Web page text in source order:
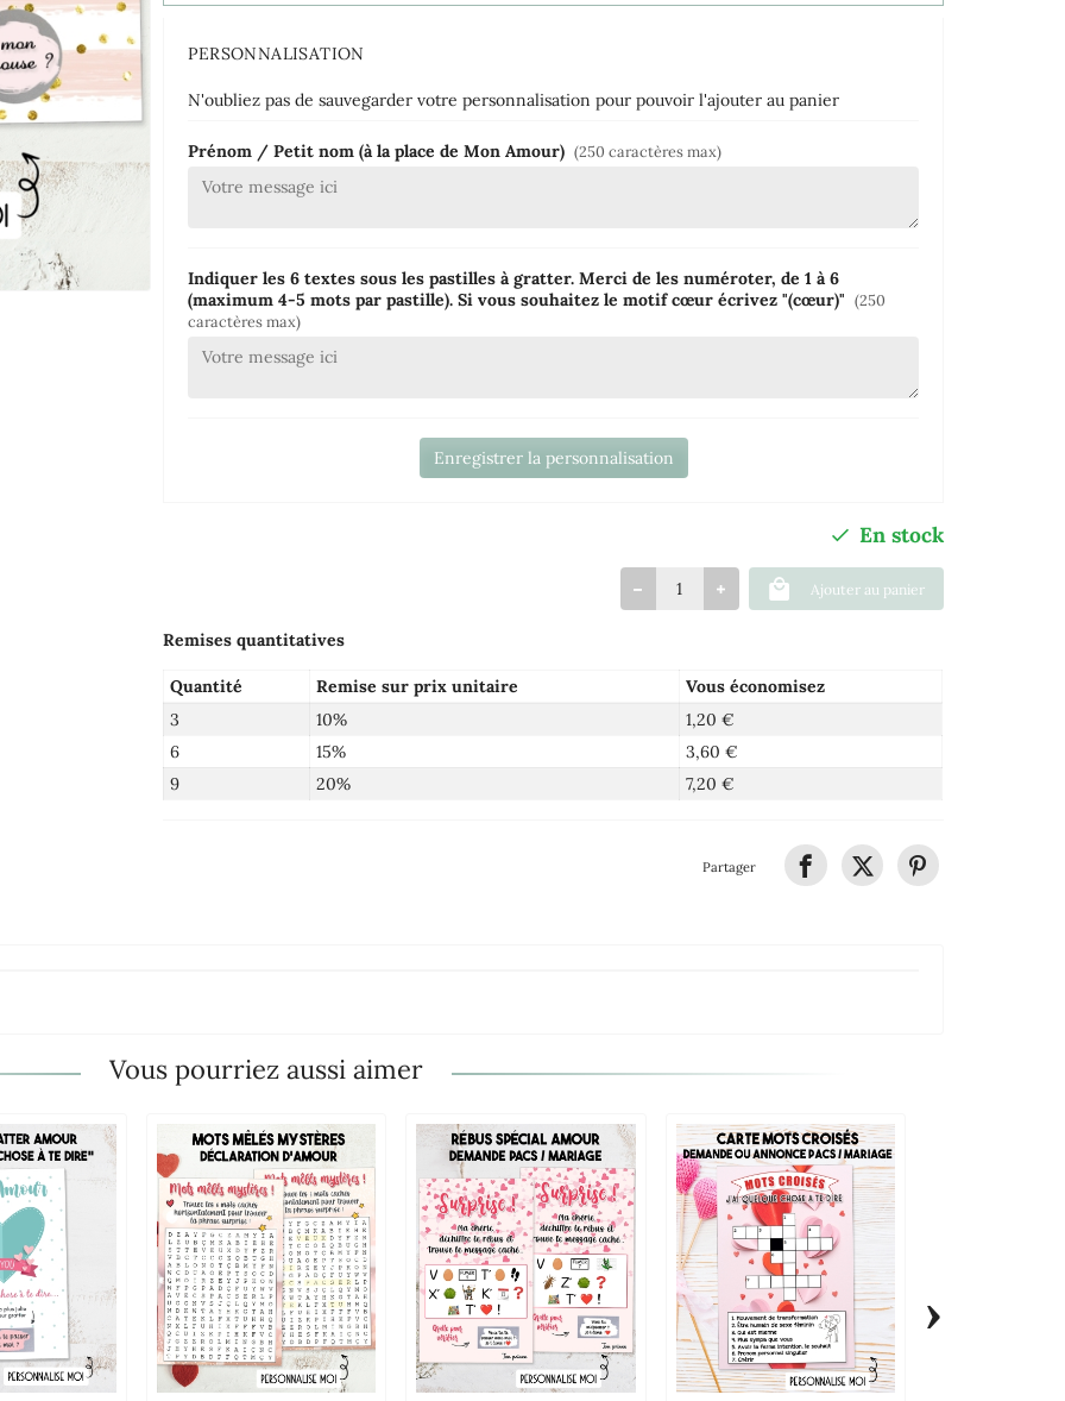
PERSONNALISATION
N'oubliez pas de sauvegarder votre personnalisation pour pouvoir l'ajouter au panier
Prénom / Petit nom (à la place de Mon Amour) (250 caractères max)
Indiquer les 6 textes sous les pastilles à gratter. Merci de les numéroter, de 1 à 6
(maximum 4-5 mots par pastille). Si vous souhaitez le motif cœur écrivez "(cœur)" (250
caractères max)
Enregistrer la personnalisation
En stock
Ajouter au panier
Remises quantitatives
Quantité Remise sur prix unitaire
Vous économisez
3
10%
1,20 €
6
15%
3,60 €
9
20% 7,20 €
Partager
Vous pourriez aussi aimer
Puzzle
›